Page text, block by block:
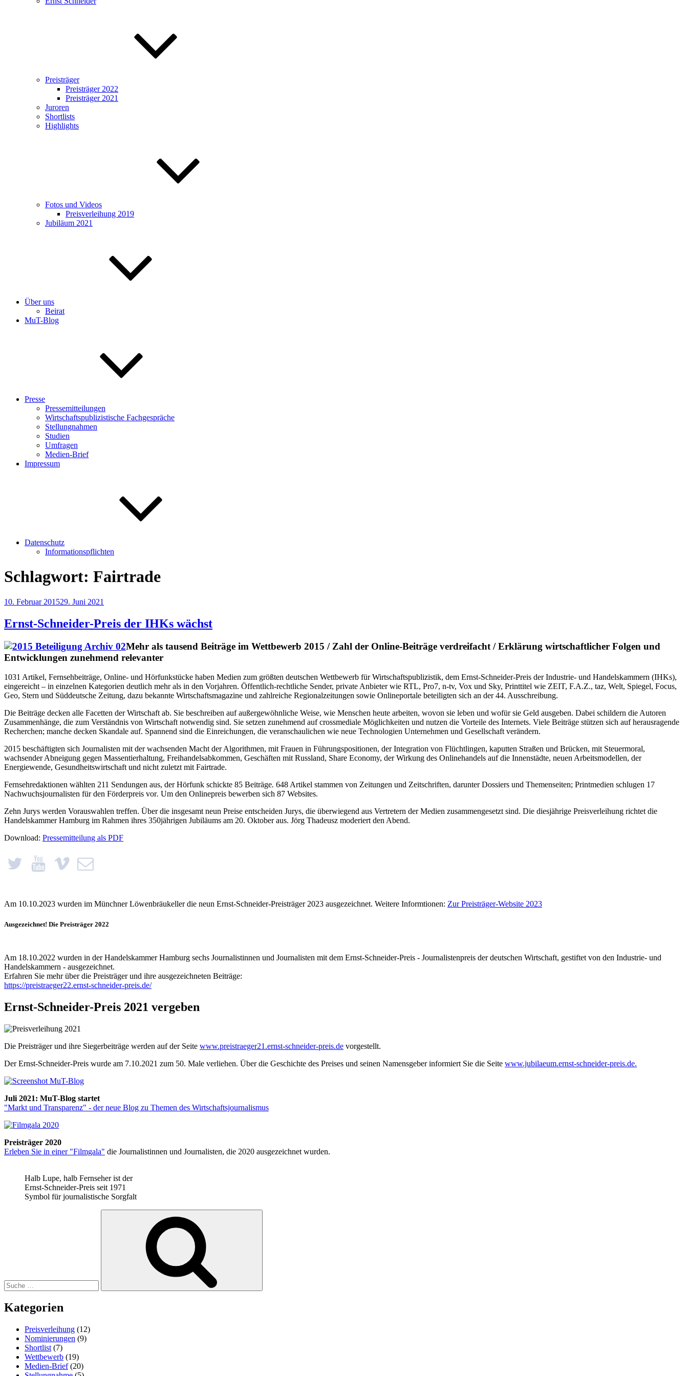
Preisträger
Preisträger 2022
Preisträger 2021
Juroren
Shortlists
Highlights
Fotos und Videos
Preisverleihung 2019
Jubiläum 2021
Über uns
Beirat
MuT-Blog
Presse
Pressemitteilungen
Wirtschaftspublizistische Fachgespräche
Stellungnahmen
Studien
Umfragen
Medien-Brief
Impressum
Datenschutz
Informationspflichten
Schlagwort: Fairtrade
Veröffentlicht
10. Februar 201529. Juni 2021
Ernst-Schneider-Preis der IHKs wächst
Mehr als tausend Beiträge im Wettbewerb 2015 / Zahl der Online-Beiträge verdreifacht / Erklärung wirtschaftlicher Folgen und
Entwicklungen zunehmend relevanter
1031 Artikel, Fernsehbeiträge, Online- und Hörfunkstücke haben Medien zum größten deutschen Wettbewerb für Wirtschaftspublizistik, dem Ernst-Schneider-Preis der Industrie- und Handelskammern (IHKs),
eingereicht – in einzelnen Kategorien deutlich mehr als in den Vorjahren. Öffentlich-rechtliche Sender, private Anbieter wie RTL, Pro7, n-tv, Vox und Sky, Printtitel wie ZEIT, F.A.Z., taz, Welt, Spie­gel, Focus,
Geo, Stern und Süddeutsche Zeitung, dazu bekannte Wirtschaftsmagazine und zahlreiche Regionalzeitungen sowie Onlineportale beteiligten sich an der 44. Ausschreibung.
Die Beiträge decken alle Facetten der Wirtschaft ab. Sie beschreiben auf außergewöhnliche Weise, wie Menschen heute arbeiten, wovon sie leben und wofür sie Geld ausgeben. Dabei schildern die Autoren
Zusammenhänge, die zum Verständnis von Wirtschaft notwendig sind. Sie setzen zunehmend auf crossmediale Möglichkeiten und nutzen die Vorteile des Internets. Viele Beiträge stützen sich auf herausragende
Recherchen; manche decken Skandale auf. Spannend sind die Einreichungen, die veranschaulichen wie neue Technologien Unternehmen und Gesellschaft verändern.
2015 beschäftigten sich Journalisten mit der wachsenden Macht der Algorithmen, mit Frauen in Führungspositionen, der Integration von Flüchtlingen, kaputten Straßen und Brücken, mit Steuermoral,
wachsender Abneigung gegen Massentierhaltung, Freihandelsabkommen, Geschäften mit Russland, Share Economy, der Wirkung des Onlinehandels auf die Innenstädte, neuen Arbeitsmodellen, der
Energiewende, Gesundheitswirtschaft und nicht zuletzt mit Fairtrade.
Fernsehredaktionen wählten 211 Sendungen aus, der Hörfunk schickte 85 Beiträge. 648 Artikel stammen von Zeitungen und Zeitschriften, darunter Dossiers und Themenseiten; Printmedien schlugen 17
Nachwuchsjournalisten für den Förderpreis vor. Um den Onlinepreis bewerben sich 87 Websites.
Zehn Jurys werden Vorauswahlen treffen. Über die insgesamt neun Preise entscheiden Ju­rys, die überwiegend aus Vertretern der Medien zusammengesetzt sind. Die diesjährige Preisverleihung richtet die
Handelskammer Hamburg im Rahmen ihres 350jährigen Jubiläums am 20. Oktober aus. Jörg Thadeusz moderiert den Abend.
Download: Pressemitteilung als PDF
Am 10.10.2023 wurden im Münchner Löwenbräukeller die neun Ernst-Schneider-Preisträger 2023 ausgezeichnet. Weitere Informtionen: Zur Preisträger-Website 2023
Ausgezeichnet! Die Preisträger 2022
Am 18.10.2022 wurden in der Handelskammer Hamburg sechs Journalistinnen und Journalisten mit dem Ernst-Schneider-Preis - Journalistenpreis der deutschen Wirtschaft, gestiftet von den Industrie- und
Handelskammern - ausgezeichnet.
Erfahren Sie mehr über die Preisträger und ihre ausgezeichneten Beiträge:
https://preistraeger22.ernst-schneider-preis.de/
Ernst-Schneider-Preis 2021 vergeben
Die Preisträger und ihre Siegerbeiträge werden auf der Seite www.preistraeger21.ernst-schneider-preis.de vorgestellt.
Der Ernst-Schneider-Preis wurde am 7.10.2021 zum 50. Male verliehen. Über die Geschichte des Preises und seinen Namensgeber informiert Sie die Seite www.jubilaeum.ernst-schneider-preis.de.
Juli 2021: MuT-Blog startet
"Markt und Transparenz" - der neue Blog zu Themen des Wirtschaftsjournalismus
Preisträger 2020
Erleben Sie in einer "Filmgala" die Journalistinnen und Journalisten, die 2020 ausgezeichnet wurden.
Halb Lupe, halb Fernseher ist der
Ernst-Schneider-Preis seit 1971
Symbol für journalistische Sorgfalt
Kategorien
Preisverleihung (12)
Nominierungen (9)
Shortlist (7)
Wettbewerb (19)
Medien-Brief(20)